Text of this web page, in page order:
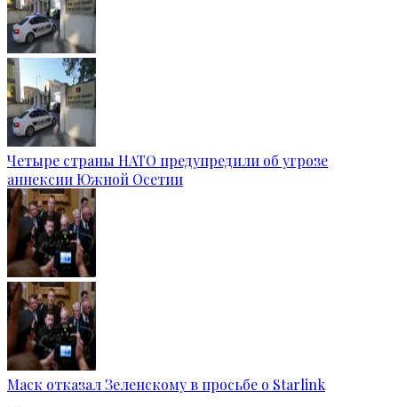
Четыре страны НАТО предупредили об угрозе
аннексии Южной Осетии
Маск отказал Зеленскому в просьбе о Starlink